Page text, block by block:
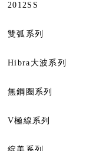
2012SS
雙弧系列
Hibra大波系列
無鋼圈系列
V極線系列